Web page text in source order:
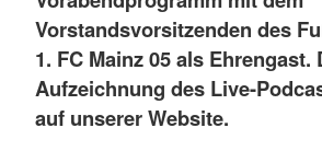
Vorstandsvorsitzenden des
1. FC Mainz 05 als Ehrengast.
Aufzeichnung des Live-
auf unserer Website.